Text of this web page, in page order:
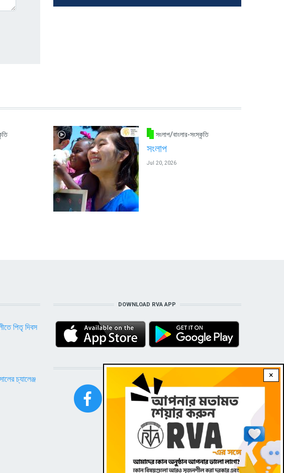
সংলাপ/বাংলার-সংস্কৃতি
সংলাপ
Jul 20, 2026
×
পিতৃ দিবস
চ্যালেঞ্জ
DOWNLOAD RVA APP
STAY CONNECTED WITH US!